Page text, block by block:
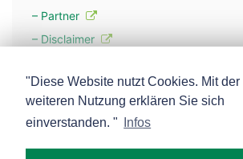
– Partner
– Disclaimer
– Werbung
– Mehr über unsere Experten
"Diese Website nutzt Cookies. Mit der
weiteren Nutzung erklären Sie sich
einverstanden. "
Infos